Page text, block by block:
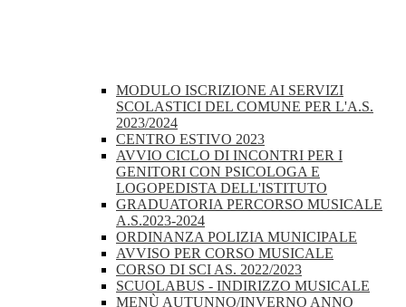
MODULO ISCRIZIONE AI SERVIZI
SCOLASTICI DEL COMUNE PER L'A.S.
2023/2024
CENTRO ESTIVO 2023
AVVIO CICLO DI INCONTRI PER I
GENITORI CON PSICOLOGA E
LOGOPEDISTA DELL'ISTITUTO
GRADUATORIA PERCORSO MUSICALE
A.S.2023-2024
ORDINANZA POLIZIA MUNICIPALE
AVVISO PER CORSO MUSICALE
CORSO DI SCI AS. 2022/2023
SCUOLABUS - INDIRIZZO MUSICALE
MENÙ AUTUNNO/INVERNO ANNO